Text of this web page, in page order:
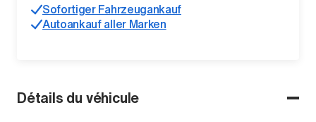
Détails du véhicule
Sofortiger Fahrzeugankauf
Autoankauf aller Marken